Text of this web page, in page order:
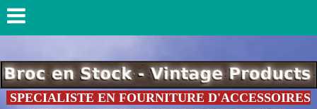
SPECIALISTE EN FOURNITURE D'ACCESSOIRES